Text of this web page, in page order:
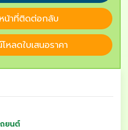
หน้าที่ติดต่อกลับ
หลดใบเสนอราคา
ยนต์